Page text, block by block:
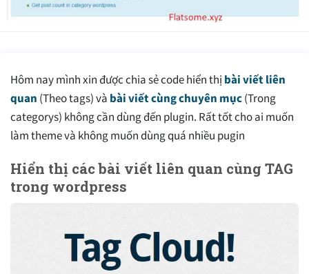
Hôm nay mình xin được chia sẻ code hiển thị bài viết liên
quan (Theo tags) và bài viết cùng chuyên mục(Trong
categorys) không cần dùng đến plugin. Rất tốt cho ai muốn
làm theme và không muốn dùng quá nhiều pugin
Hiển thị các bài viết liên quan cùng TAG
trong wordpress